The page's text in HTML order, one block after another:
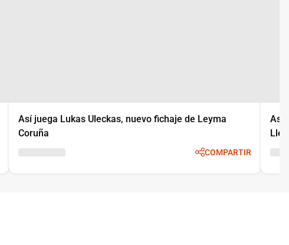
Así juega Lukas Uleckas, nuevo fichaje de Leyma
Coruña
COMPARTIR
Así